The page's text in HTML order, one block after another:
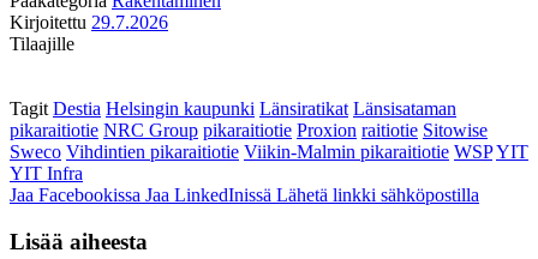
Kirjoitettu 29.7.2026
Tilaajille
Tagit Destia Helsingin kaupunki Länsiratikat Länsisataman
pikaraitiotie NRC Group pikaraitiotie Proxion raitiotie Sitowise
Sweco Vihdintien pikaraitiotie Viikin-Malmin pikaraitiotie WSPYIT
YIT Infra
Jaa Facebookissa Jaa LinkedInissä Lähetä linkki sähköpostilla
Lisää aiheesta